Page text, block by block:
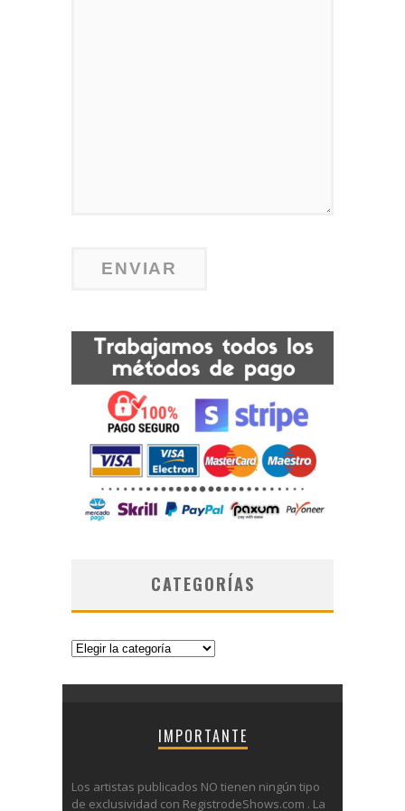
CATEGORÍAS
Categorías
IMPORTANTE
Los artistas publicados NO tienen ningún tipo
de exclusividad con RegistrodeShows.com . La